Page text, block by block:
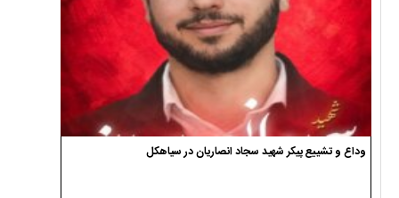
وداع و تشییع پیکر شهید سجاد انصاریان در سیاهکل